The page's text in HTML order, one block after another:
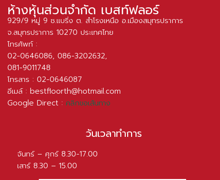
ห้างหุ้นส่วนจำกัด เบสท์ฟลอร์
929/9 หมู่ 9 ซ.แบริ่ง ต. สำโรงเหนือ อ.เมืองสมุทรปราการ
จ.สมุทรปราการ 10270 ประเทศไทย
โทรศัพท์ :
02-0646086, 086-3202632,
081-9011748
โทรสาร : 02-0646087
อีเมล์ : bestfloorth@hotmail.com
Google Direct : คลิกขอเส้นทาง
วันเวลาทำการ
จันทร์ – ศุกร์ 8.30-17.00
เสาร์ 8.30 – 15.00